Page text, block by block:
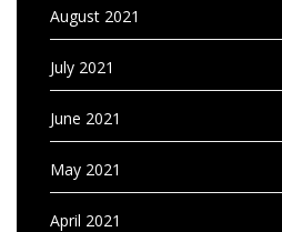
August 2021
July 2021
June 2021
May 2021
April 2021